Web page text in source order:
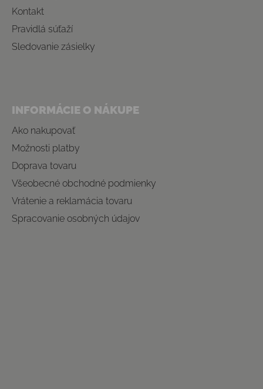
Kontakt
Pravidlá súťaží
Sledovanie zásielky
INFORMÁCIE O NÁKUPE
Ako nakupovať
Možnosti platby
Doprava tovaru
Všeobecné obchodné podmienky
Vrátenie a reklamácia tovaru
Spracovanie osobných údajov